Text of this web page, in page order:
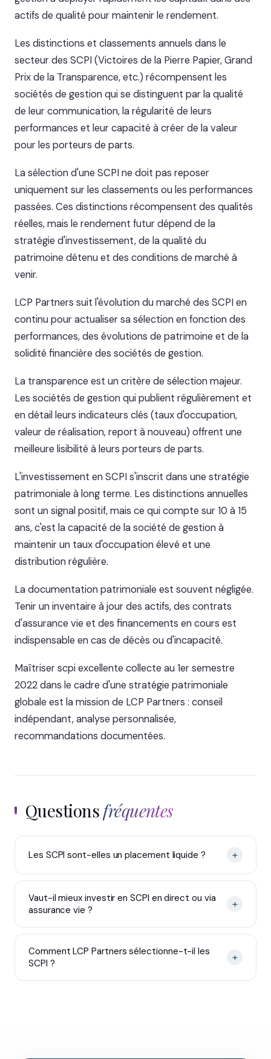
actifs de qualité pour maintenir le rendement.
Les distinctions et classements annuels dans le
secteur des SCPI (Victoires de la Pierre Papier, Grand
Prix de la Transparence, etc.) récompensent les
sociétés de gestion qui se distinguent par la qualité
de leur communication, la régularité de leurs
performances et leur capacité à créer de la valeur
pour les porteurs de parts.
La sélection d'une SCPI ne doit pas reposer
uniquement sur les classements ou les performances
passées. Ces distinctions récompensent des qualités
réelles, mais le rendement futur dépend de la
stratégie d'investissement, de la qualité du
patrimoine détenu et des conditions de marché à
venir.
LCP Partners suit l'évolution du marché des SCPI en
continu pour actualiser sa sélection en fonction des
performances, des évolutions de patrimoine et de la
solidité financière des sociétés de gestion.
La transparence est un critère de sélection majeur.
Les sociétés de gestion qui publient régulièrement et
en détail leurs indicateurs clés (taux d'occupation,
valeur de réalisation, report à nouveau) offrent une
meilleure lisibilité à leurs porteurs de parts.
L'investissement en SCPI s'inscrit dans une stratégie
patrimoniale à long terme. Les distinctions annuelles
sont un signal positif, mais ce qui compte sur 10 à 15
ans, c'est la capacité de la société de gestion à
maintenir un taux d'occupation élevé et une
distribution régulière.
La documentation patrimoniale est souvent négligée.
Tenir un inventaire à jour des actifs, des contrats
d'assurance vie et des financements en cours est
indispensable en cas de décès ou d'incapacité.
Maîtriser scpi excellente collecte au 1er semestre
2022 dans le cadre d'une stratégie patrimoniale
globale est la mission de LCP Partners : conseil
indépendant, analyse personnalisée,
recommandations documentées.
Questionsfréquentes
Les SCPI sont-elles un placement liquide ? +
Vaut-il mieux investir en SCPI en direct ou via
assurance vie ?
+
Comment LCP Partners sélectionne-t-il les
SCPI ?
+